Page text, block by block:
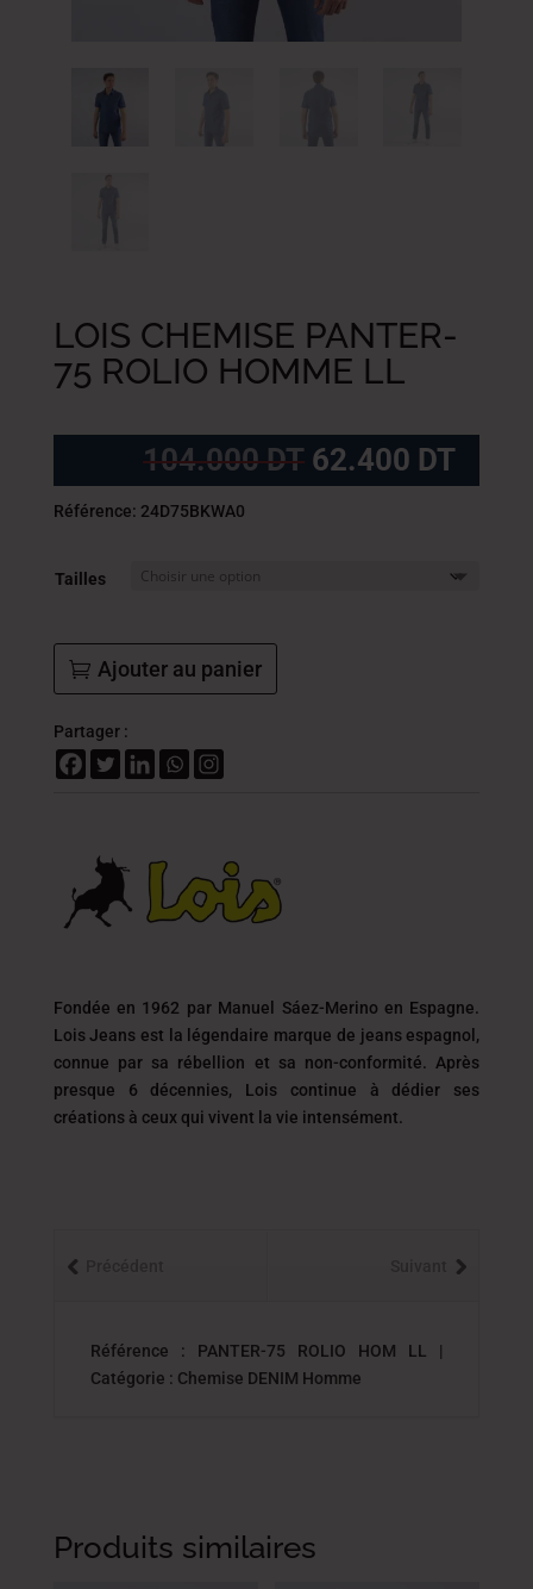
LOIS CHEMISE PANTER-
75 ROLIO HOMME LL
104.000DT Le
prix
62.400 DTLe
prix
Référence: 24D75BKWA0
Tailles
Ajouter au panier
Partager :
Fondée en 1962 par Manuel Sáez-Merino en Espagne.
Lois Jeans est la légendaire marque de jeans espagnol,
connue par sa rébellion et sa non-conformité. Après
presque 6 décennies, Lois continue à dédier ses
créations à ceux qui vivent la vie intensément.
Référence : PANTER-75 ROLIO HOM LL |
Catégorie : Chemise DENIM Homme
Produits similaires